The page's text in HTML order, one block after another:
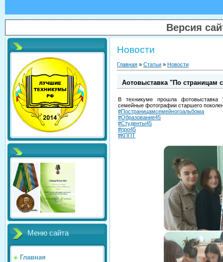
Версия
Меню сайта
Главная
Новости
Главная » Статьи » Новости
Aотовыставка "По страницам
В техникуме прошла фотовыставка
семейные фотографии старшего
#Постраницамсемейногоальбома
#Образование45
#Студенты45
#про45
#КППТ